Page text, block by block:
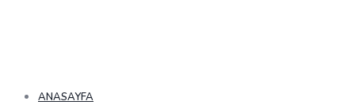
ANASAYFA